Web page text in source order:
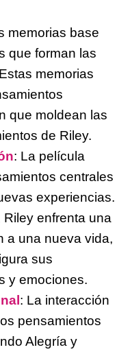
memorias base
que forman las
memorias
que moldean las
de Riley.
n: La película
centrales
experiencias.
Riley enfrenta una
a una nueva vida,
sus
y emociones.
: La interacción
pensamientos
Alegría y